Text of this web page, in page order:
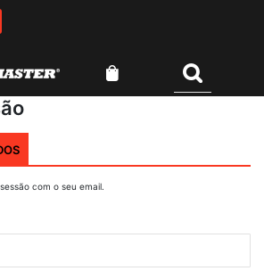
O Meu Carrinho
com o seu email.